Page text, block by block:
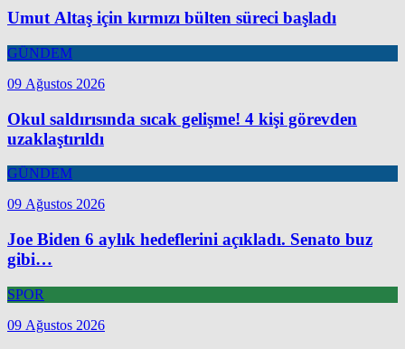
Umut Altaş için kırmızı bülten süreci başladı
GÜNDEM
09 Ağustos 2026
Okul saldırısında sıcak gelişme! 4 kişi görevden
uzaklaştırıldı
GÜNDEM
09 Ağustos 2026
Joe Biden 6 aylık hedeflerini açıkladı. Senato buz
gibi…
SPOR
09 Ağustos 2026